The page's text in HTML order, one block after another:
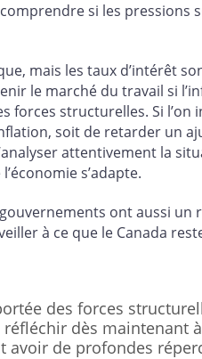
si les pressions
mais les taux d’intérêt
le marché du travail si
forces structurelles. Si l’on
soit de retarder un
attentivement la
s’adapte.
ont aussi un
à ce que le Canada
des forces
dès maintenant
avoir de profondes